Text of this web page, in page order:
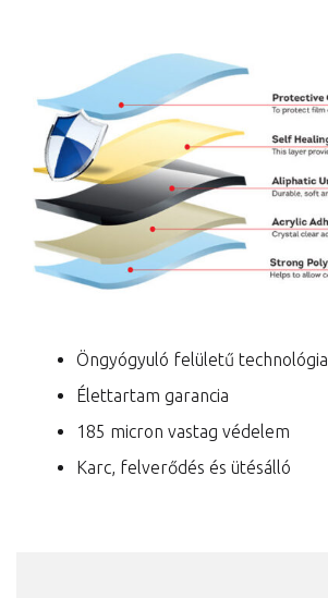
Öngyógyuló felületű technológia
Élettartam garancia
185 micron vastag védelem
Karc, felverődés és ütésálló